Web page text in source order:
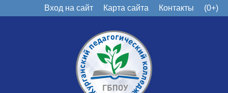
Вход на сайт Карта сайта Контакты (0+)